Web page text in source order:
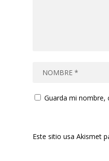
Guarda mi nombre,
Este sitio usa Akismet